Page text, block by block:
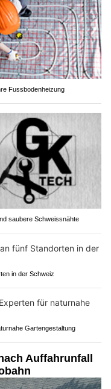
Fussbodenheizung
saubere Schweissnähte
in der Schweiz
Gartengestaltung
Auffahrunfall